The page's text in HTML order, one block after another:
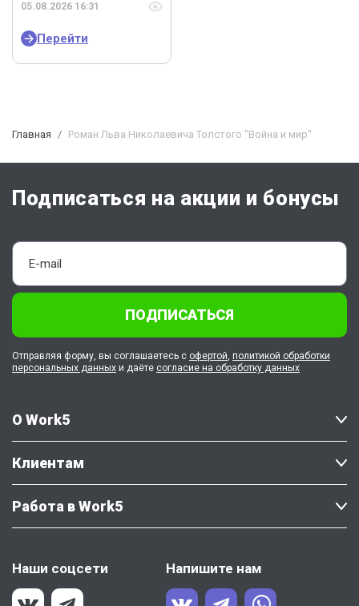
05.08.2026 16:31
Перейти
Главная Роман Льва Николаевича Толстого "Война и мир"
О Work5
Клиентам
Работа в Work5
Наши соцсети Напишите нам
Подписаться на акции и бонусы
ПОДПИСАТЬСЯ
Отправляя форму, вы соглашаетесь с офертой, политикой обработки
персональных данных и даёте согласие на обработку данных